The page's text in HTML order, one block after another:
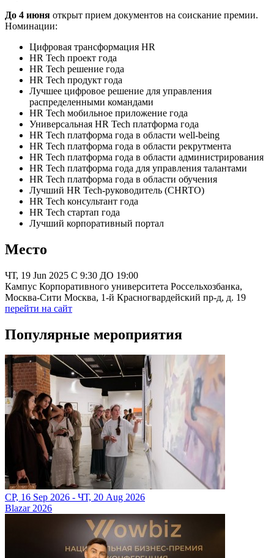
До 4 июня открыт прием документов на соискание премии.
Номинации:
Цифровая трансформация HR
HR Tech проект года
HR Tech решение года
HR Tech продукт года
Лучшее цифровое решение для управления
распределенными командами
HR Tech мобильное приложение года
Универсальная HR Tech платформа года
HR Tech платформа года в области well-being
HR Tech платформа года в области рекрутмента
HR Tech платформа года в области администрирования
HR Tech платформа года для управления талантами
HR Tech платформа года в области обучения
Лучший HR Tech-руководитель (CHRTO)
HR Tech консультант года
HR Tech стартап года
Лучший корпоративный портал
Место
ЧТ, 19 Jun 2025 С 9:30 ДО 19:00
Кампус Корпоративного университета Россельхозбанка,
Москва-Сити Москва, 1-й Красногвардейский пр-д, д. 19
перейти на сайт
Популярные мероприятия
СР, 16 Sep 2026 - ЧТ, 20 Aug 2026
Blazar 2026